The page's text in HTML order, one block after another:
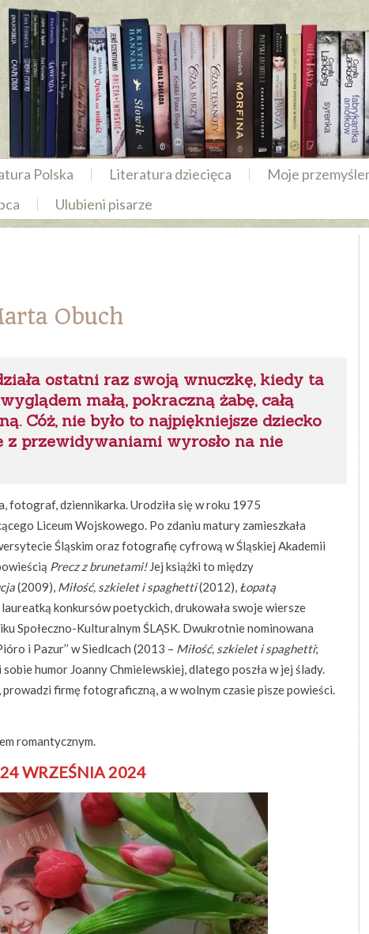
Polska Literatura dziecięca
Moje
Ulubieni pisarze
Obuch
ostatni raz swoją wnuczkę, kiedy ta
małą, pokraczną żabę, całą
Cóż, nie było to najpiękniejsze dziecko
z przewidywaniami wyrosło na nie
fotograf, dziennikarka. Urodziła się w roku 1975
Liceum Wojskowego. Po zdaniu matury zamieszkała
Śląskim oraz fotografię cyfrową w Śląskiej Akademii
Precz z brunetami!Jej książki to między
(2009), Miłość, szkielet i spaghetti(2012), Łopatą
konkursów poetyckich, drukowała swoje wiersze
Społeczno-Kulturalnym ŚLĄSK. Dwukrotnie nominowana
i Pazur’’ w Siedlcach (2013 – Miłość, szkielet i spaghetti;
humor Joanny Chmielewskiej, dlatego poszła w jej ślady.
firmę fotograficzną, a w wolnym czasie pisze powieści.
romantycznym.
WRZEŚNIA 2024